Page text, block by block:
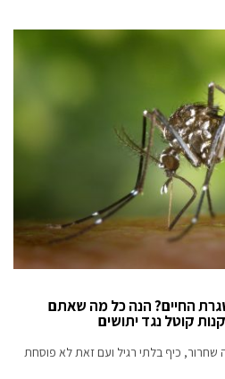
החיים? הנה כל מה שאתם
קוטל נגד יתושים
שחרור, כיף בלתי רגיל ועם זאת לא פוסחת